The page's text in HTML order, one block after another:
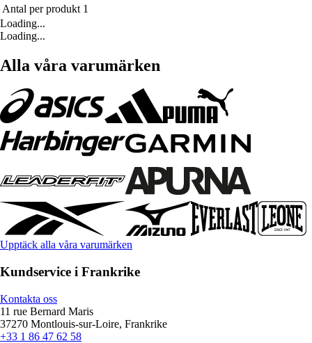
Antal per produkt 1
Loading...
Loading...
Alla våra varumärken
Upptäck alla våra varumärken
Kundservice i Frankrike
Kontakta oss
11 rue Bernard Maris
37270 Montlouis-sur-Loire, Frankrike
+33 1 86 47 62 58